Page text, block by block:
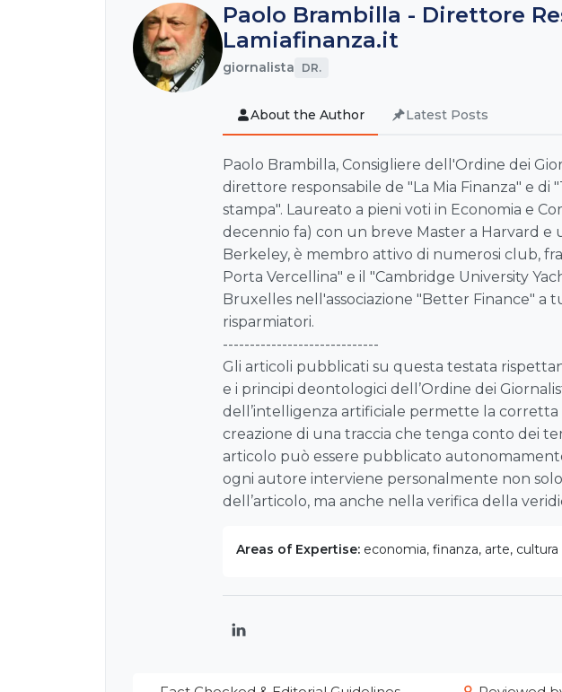
Paolo Brambilla - Direttore
Lamiafinanza.it
giornalista DR.
About the Author Latest Posts
Paolo Brambilla, Consigliere dell'Ordine dei
direttore responsabile de "La Mia Finanza" e di
stampa". Laureato a pieni voti in Economia e
decennio fa) con un breve Master a Harvard e
Berkeley, è membro attivo di numerosi club,
Porta Vercellina" e il "Cambridge University
Bruxelles nell'associazione "Better Finance" a
risparmiatori.
-----------------------------
Gli articoli pubblicati su questa testata
e i principi deontologici dell’Ordine dei
dell’intelligenza artificiale permette la
creazione di una traccia che tenga conto dei
articolo può essere pubblicato
ogni autore interviene personalmente non
dell’articolo, ma anche nella verifica della
Areas of Expertise: economia, finanza, arte, cultura
LinkedIn